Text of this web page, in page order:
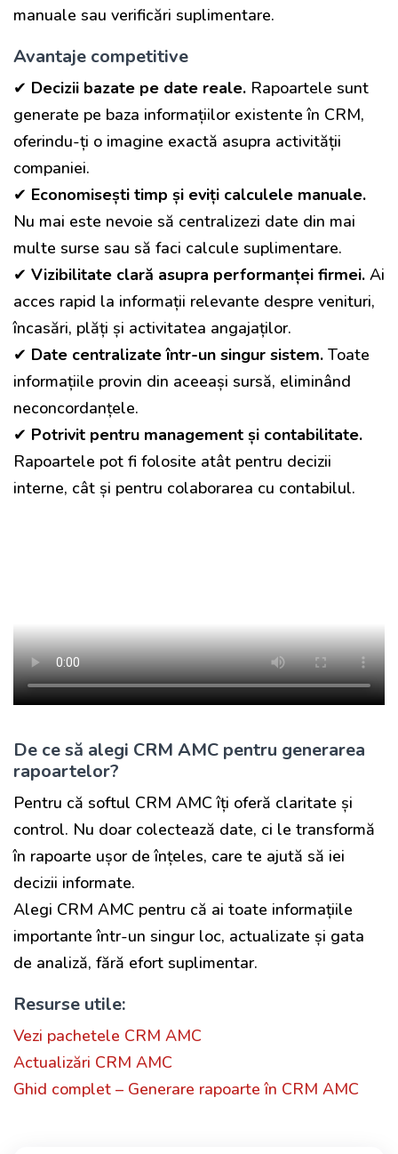
manuale sau verificări suplimentare.
Avantaje competitive
✔ Decizii bazate pe date reale. Rapoartele sunt
generate pe baza informațiilor existente în CRM,
oferindu-ți o imagine exactă asupra activității
companiei.
✔ Economisești timp și eviți calculele manuale.
Nu mai este nevoie să centralizezi date din mai
multe surse sau să faci calcule suplimentare.
✔ Vizibilitate clară asupra performanței firmei. Ai
acces rapid la informații relevante despre venituri,
încasări, plăți și activitatea angajaților.
✔ Date centralizate într-un singur sistem. Toate
informațiile provin din aceeași sursă, eliminând
neconcordanțele.
✔ Potrivit pentru management și contabilitate.
Rapoartele pot fi folosite atât pentru decizii
interne, cât și pentru colaborarea cu contabilul.
De ce să alegi CRM AMC pentru generarea
rapoartelor?
Pentru că softul CRM AMC îți oferă claritate și
control. Nu doar colectează date, ci le transformă
în rapoarte ușor de înțeles, care te ajută să iei
decizii informate.
Alegi CRM AMC pentru că ai toate informațiile
importante într-un singur loc, actualizate și gata
de analiză, fără efort suplimentar.
Resurse utile:
Vezi pachetele CRM AMC
Actualizări CRM AMC
Ghid complet – Generare rapoarte în CRM AMC